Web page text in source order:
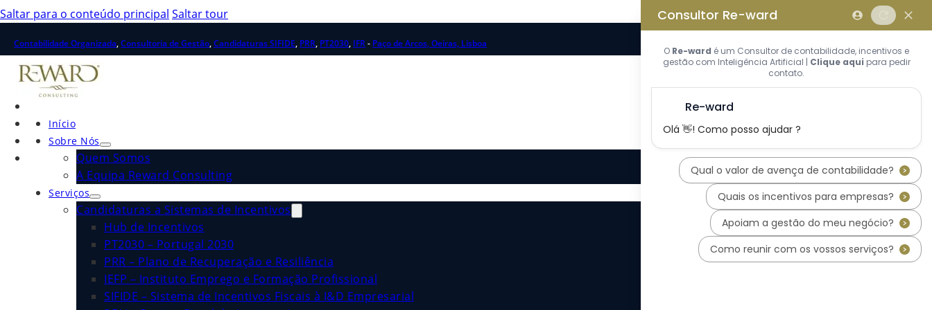
Saltar para o conteúdo principal Saltar tour
Contabilidade Organizada,Consultoria de Gestão,Candidaturas SIFIDE, PRR, PT2030, IFR- Paço de Arcos, Oeiras, Lisboa
Início
Sobre Nós
Quem Somos
A Equipa Reward Consulting
Serviços
Candidaturas a Sistemas de Incentivos
Hub de Incentivos
PT2030 – Portugal 2030
PRR – Plano de Recuperação e Resiliência
IEFP – Instituto Emprego e Formação Profissional
SIFIDE – Sistema de Incentivos Fiscais à I&D Empresarial